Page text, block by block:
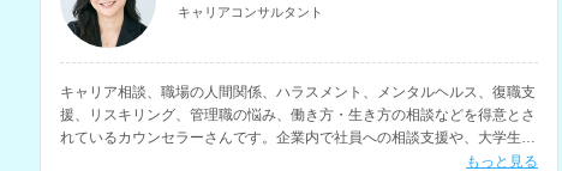
キャリアコンサルタント
キャリア相談、職場の人間関係、ハラスメント、メンタルヘルス、復職支
援、リスキリング、管理職の悩み、働き方・生き方の相談などを得意とさ
れているカウンセラーさんです。企業内で社員への相談支援や、大学生の
もっと見る